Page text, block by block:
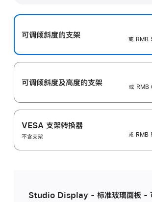
可调倾斜度的支架
或 RMB
可调倾斜度及高‍度的支‍架
或 RMB
VESA 支架转换器
不含支架
或 RMB
Studio Display - 标准玻璃面板 -